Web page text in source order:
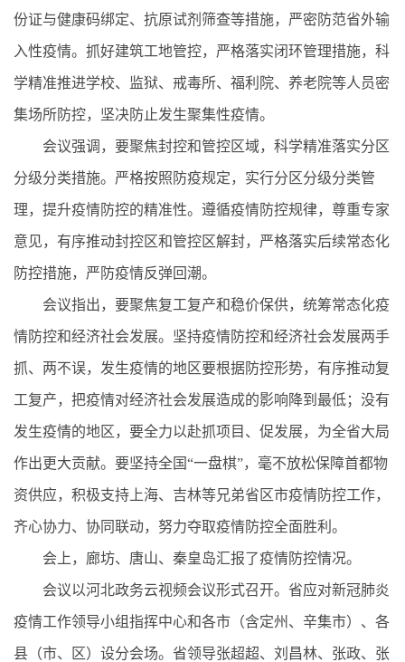
份证与健康码绑定、抗原试剂筛查等措施，严密防范省外输
入性疫情。抓好建筑工地管控，严格落实闭环管理措施，科
学精准推进学校、监狱、戒毒所、福利院、养老院等人员密
集场所防控，坚决防止发生聚集性疫情。
会议强调，要聚焦封控和管控区域，科学精准落实分区
分级分类措施。严格按照防疫规定，实行分区分级分类管
理，提升疫情防控的精准性。遵循疫情防控规律，尊重专家
意见，有序推动封控区和管控区解封，严格落实后续常态化
防控措施，严防疫情反弹回潮。
会议指出，要聚焦复工复产和稳价保供，统筹常态化疫
情防控和经济社会发展。坚持疫情防控和经济社会发展两手
抓、两不误，发生疫情的地区要根据防控形势，有序推动复
工复产，把疫情对经济社会发展造成的影响降到最低；没有
发生疫情的地区，要全力以赴抓项目、促发展，为全省大局
作出更大贡献。要坚持全国“一盘棋”，毫不放松保障首都物
资供应，积极支持上海、吉林等兄弟省区市疫情防控工作，
齐心协力、协同联动，努力夺取疫情防控全面胜利。
会上，廊坊、唐山、秦皇岛汇报了疫情防控情况。
会议以河北政务云视频会议形式召开。省应对新冠肺炎
疫情工作领导小组指挥中心和各市（含定州、辛集市）、各
县（市、区）设分会场。省领导张超超、刘昌林、张政、张